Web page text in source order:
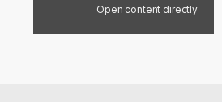
Open content directly